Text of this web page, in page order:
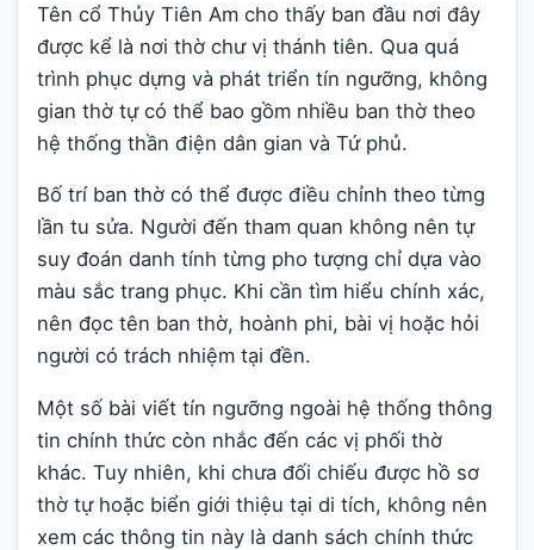
Tên cổ Thủy Tiên Am cho thấy ban đầu nơi đây
được kể là nơi thờ chư vị thánh tiên. Qua quá
trình phục dựng và phát triển tín ngưỡng, không
gian thờ tự có thể bao gồm nhiều ban thờ theo
hệ thống thần điện dân gian và Tứ phủ.
Bố trí ban thờ có thể được điều chỉnh theo từng
lần tu sửa. Người đến tham quan không nên tự
suy đoán danh tính từng pho tượng chỉ dựa vào
màu sắc trang phục. Khi cần tìm hiểu chính xác,
nên đọc tên ban thờ, hoành phi, bài vị hoặc hỏi
người có trách nhiệm tại đền.
Một số bài viết tín ngưỡng ngoài hệ thống thông
tin chính thức còn nhắc đến các vị phối thờ
khác. Tuy nhiên, khi chưa đối chiếu được hồ sơ
thờ tự hoặc biển giới thiệu tại di tích, không nên
xem các thông tin này là danh sách chính thức